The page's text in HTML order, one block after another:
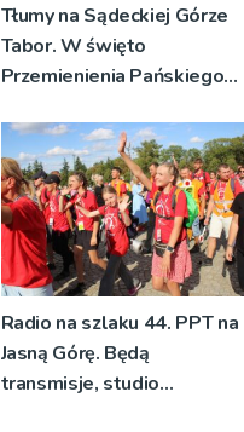
Tłumy na Sądeckiej Górze
Tabor. W święto
Przemienienia Pańskiego
znaczeniu Sakramentów
[ZDJĘCIA]
Radio na szlaku 44. PPT na
Jasną Górę. Będą
transmisje, studio